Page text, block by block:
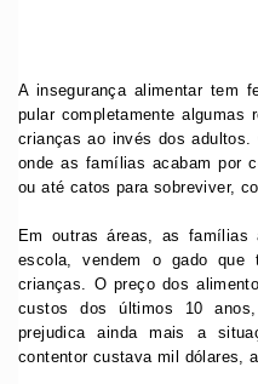
A insegurança alimentar tem
pular completamente algumas
crianças ao invés dos
onde as famílias acabam por
ou até catos para sobreviver,
Em outras áreas, as famílias
escola, vendem o gado
crianças. O preço dos
custos dos últimos 10
prejudica ainda mais a
contentor custava mil dólares,